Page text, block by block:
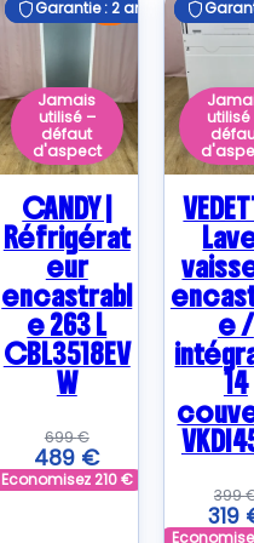
E
Garantie : 2 ans
Jamais
utilisé –
défaut
d'aspect
Garantie : 2 ans
CANDY |
Réfrigérat
eur
encastrabl
e 263 L
CBL3518EV
W
699€
489 €
Economisez210€
utilisé
e /
14
399
319